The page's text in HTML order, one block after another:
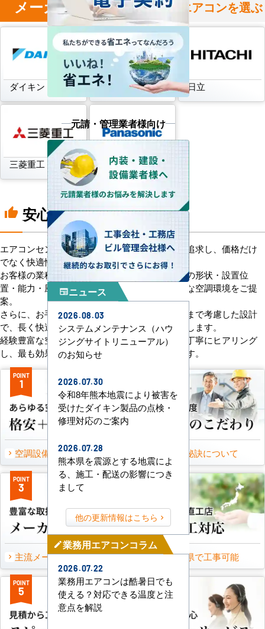
メーカー からハウジングエアコンを選ぶ
ダイキン 三菱電機 日立
三菱重工 パナソニック
thumb_up 安心の8つのポイント
エアコンセンターACは、「格安＋α」の価値を追求し、価格だけ
でなく快適性と機能性にもこだわっています。
お客様の業種や施設の形態に合わせて、室内機の形状・設置位
置・能力・風向きなどを総合的に検討し、最適な空調環境をご提
案。
さらに、お手入れのしやすさやメンテナンス性まで考慮した設計
で、長く快適にご使用いただけるようサポートします。
経験豊富な空調技術者が現場の状況やご要望を丁寧にヒアリング
し、最も効果的で効率的なプランをお届けします。
POINT
1
空調設備のご提案について 選ばれる秘訣について
POINT
3
主流メーカーを全取扱可能
POINT
47都道府県で工事可能
POINT
5
POINT
6
元請・管理業者様向け
newspaperニュース
2026.08.03
システムメンテナンス（ハウ
ジングサイトリニューアル）
のお知らせ
2026.07.30
令和8年熊本地震により被害を
受けたダイキン製品の点検・
修理対応のご案内
2026.07.28
熊本県を震源とする地震によ
る、施工・配送の影響につき
まして
他の更新情報はこちら
mode_edit業務用エアコンコラム
2026.07.22
業務用エアコンは酷暑日でも
使える？対応できる温度と注
意点を解説